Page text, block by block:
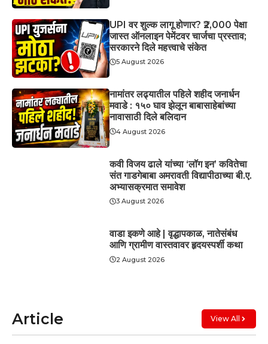
UPI वर शुल्क लागू होणार? ₹2,000 पेक्षा
जास्त ऑनलाइन पेमेंटवर चार्जचा प्रस्ताव;
सरकारने दिले महत्त्वाचे संकेत
5 August 2026
नामांतर लढ्यातील पहिले शहीद जनार्धन
मवाडे : १५० घाव झेलून बाबासाहेबांच्या
नावासाठी दिले बलिदान
4 August 2026
कवी विजय ढाले यांच्या ‘लॉग इन’ कवितेचा
संत गाडगेबाबा अमरावती विद्यापीठाच्या बी.ए.
अभ्यासक्रमात समावेश
3 August 2026
वाडा इकणे आहे | वृद्धापकाळ, नातेसंबंध
आणि ग्रामीण वास्तवावर हृदयस्पर्शी कथा
2 August 2026
Article View All